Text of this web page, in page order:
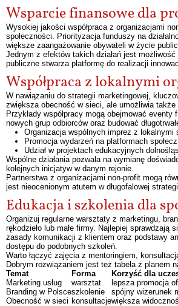
Wsparcie finansowe dla
Wysokiej jakości współpraca z organizacjami
społeczności. Priorityzacja funduszy na
większe zaangażowanie obywateli w życie
Jednym z efektów takich działań jest
publiczne stwarza platformę do realizacji
Współpraca z lokalnymi
W nawiązaniu do strategii marketingowej,
zwiększa obecność w sieci, ale umożliwia także
Przykłady współpracy mogą obejmować
nowych grup odbiorców oraz budować
Organizacja wspólnych imprez z lokalnymi
Promocja wydarzeń na platformach
Udział w projektach edukacyjnych
Wspólne działania pozwala na wymianę
kolejnych inicjatyw w danym rejonie.
Partnerstwa z organizacjami non-profit mogą
jest nieocenionym atutem w długofalowej
Edukacja i szkolenia dla
Organizuj regularne warsztaty z marketingu,
rękodzieło lub małe firmy. Najlepiej
zasady komunikacji z klientem oraz podstawy
dostępu do podobnych szkoleń.
Warto łączyć zajęcia z mentoringiem,
Dobrym rozwiązaniem jest też tabela z planem
Temat
Forma
Korzyść dla
Marketing usług
warsztat
lepsza promocja
Branding w Polsceszkolenie
spójny wizerunek
Obecność w sieci konsultacjewiększa